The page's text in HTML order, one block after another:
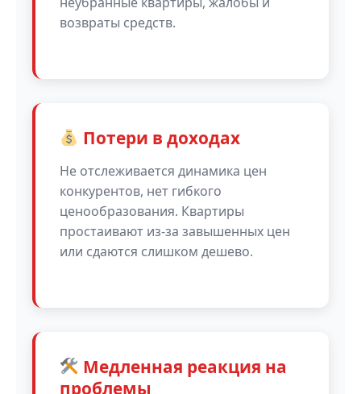
возвраты средств.
Потери в доходах
Не отслеживается динамика цен
конкурентов, нет гибкого
ценообразования. Квартиры
простаивают из-за завышенных цен
или сдаются слишком дешево.
Медленная реакция на
проблемы